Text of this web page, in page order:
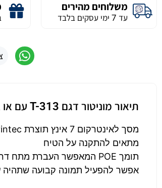
משלוחים מהירים
עד 7 ימי עסקים בלבד
תיאור מוניטור דגם T-313 עם או בלי WIFI
מסך לאינטרקום 7 אינץ תוצרת Palwintec דגם T-313
מתאים להתקנה על הטיח
תומך POE המאפשר העברת מתח דרך האינטרנט
אפשר להפעיל תמונה קבועה